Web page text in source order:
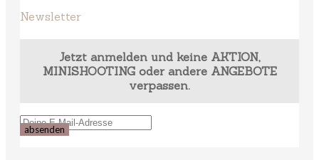
Newsletter
Jetzt anmelden und keine AKTION,
MINISHOOTING oder andere ANGEBOTE
verpassen.